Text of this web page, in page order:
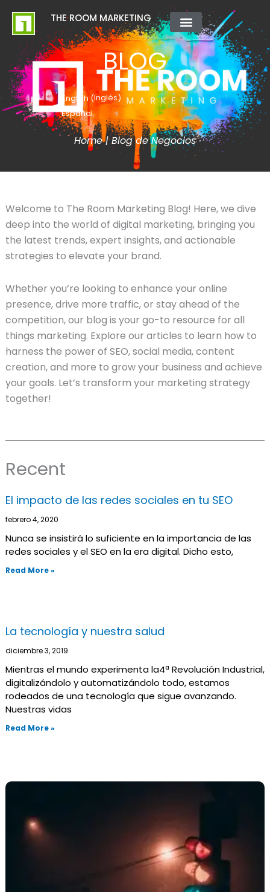
contenido
THE ROOM MARKETING
BLOG
English (Inglés)
Español
Home|Blog de Negocios
Welcome to The Room Marketing Blog! Here, we dive
deep into the world of digital marketing, bringing you
the latest trends, expert insights, and actionable
strategies to elevate your brand.
Whether you’re looking to enhance your online
presence, drive more traffic, or stay ahead of the
competition, our blog is your go-to resource for all
things marketing. Explore our articles to learn how to
harness the power of SEO, social media, content
creation, and more to grow your business and achieve
your goals. Let’s transform your marketing strategy
together!
Recent
El impacto de las redes sociales en tu SEO
febrero 4, 2020
Nunca se insistirá lo suficiente en la importancia de las
redes sociales y el SEO en la era digital. Dicho esto,
Read More »
La tecnología y nuestra salud
diciembre 3, 2019
Mientras el mundo experimenta la4ª Revolución Industrial,
digitalizándolo y automatizándolo todo, estamos
rodeados de una tecnología que sigue avanzando.
Nuestras vidas
Read More »
Página
Página
Página
Página
Página
Página
Página
Página
Página
Página
PáginaPágina
PáginaPáginaPáginaPágina
PáginaPágina